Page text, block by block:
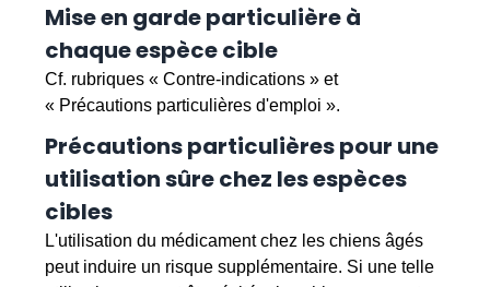
Mise en garde particulière à
chaque espèce cible
Cf. rubriques « Contre-indications » et
« Précautions particulières d'emploi ».
Précautions particulières pour une
utilisation sûre chez les espèces
cibles
L'utilisation du médicament chez les chiens âgés
peut induire un risque supplémentaire. Si une telle